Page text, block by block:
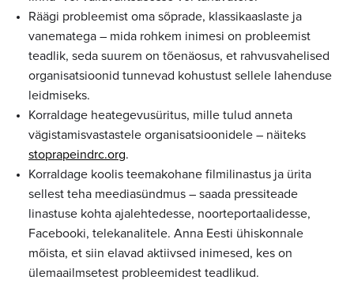
Räägi probleemist oma sõprade, klassikaaslaste ja
vanematega – mida rohkem inimesi on probleemist
teadlik, seda suurem on tõenäosus, et rahvusvahelised
organisatsioonid tunnevad kohustust sellele lahenduse
leidmiseks.
Korraldage heategevusüritus, mille tulud anneta
vägistamisvastastele organisatsioonidele – näiteks
stoprapeindrc.org.
Korraldage koolis teemakohane filmilinastus ja ürita
sellest teha meediasündmus – saada pressiteade
linastuse kohta ajalehtedesse, noorteportaalidesse,
Facebooki, telekanalitele. Anna Eesti ühiskonnale
mõista, et siin elavad aktiivsed inimesed, kes on
ülemaailmsetest probleemidest teadlikud.